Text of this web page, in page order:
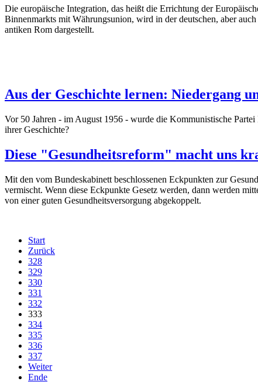
Die europäische Integration, das heißt die Errichtung der
Binnenmarkts mit Währungsunion, wird in der deutschen, aber
antiken Rom dargestellt.
Aus der Geschichte lernen: Niedergang
Vor 50 Jahren - im August 1956 - wurde die Kommunistische
ihrer Geschichte?
Diese "Gesundheitsreform" macht uns
Mit den vom Bundeskabinett beschlossenen Eckpunkten zur
vermischt. Wenn diese Eckpunkte Gesetz werden, dann werden
von einer guten Gesundheitsversorgung abgekoppelt.
Start
Zurück
328
329
330
331
332
333
334
335
336
337
Weiter
Ende